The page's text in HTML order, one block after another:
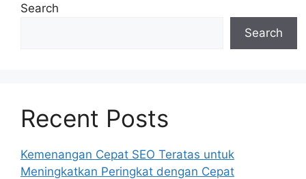
Search
Search
Recent Posts
Kemenangan Cepat SEO Teratas untuk
Meningkatkan Peringkat dengan Cepat